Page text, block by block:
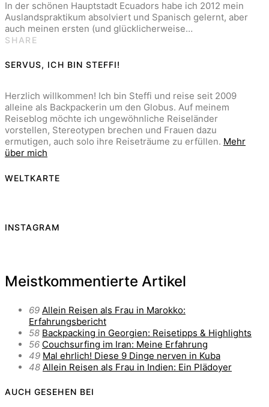
In der schönen Hauptstadt Ecuadors habe ich 2012 mein
Auslandspraktikum absolviert und Spanisch gelernt, aber
auch meinen ersten (und glücklicherweise…
SHARE
SERVUS, ICH BIN STEFFI!
Herzlich willkommen! Ich bin Steffi und reise seit 2009
alleine als Backpackerin um den Globus. Auf meinem
Reiseblog möchte ich ungewöhnliche Reiseländer
vorstellen, Stereotypen brechen und Frauen dazu
ermutigen, auch solo ihre Reiseträume zu erfüllen. Mehr
über mich
WELTKARTE
INSTAGRAM
Meistkommentierte Artikel
69 Allein Reisen als Frau in Marokko:
Erfahrungsbericht
58 Backpacking in Georgien: Reisetipps & Highlights
56 Couchsurfing im Iran: Meine Erfahrung
49 Mal ehrlich! Diese 9 Dinge nerven in Kuba
48 Allein Reisen als Frau in Indien: Ein Plädoyer
AUCH GESEHEN BEI